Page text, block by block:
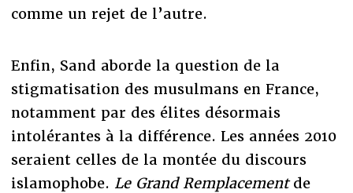
comme un rejet de l’autre.
Enfin, Sand aborde la question de la
stigmatisation des musulmans en France,
notamment par des élites désormais
intolérantes à la différence. Les années 2010
seraient celles de la montée du discours
islamophobe. Le Grand Remplacementde